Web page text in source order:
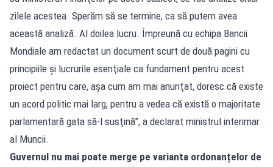
zilele acestea. Sperăm să se termine, ca să putem avea
această analiză. Al doilea lucru. Împreună cu echipa Bancii
Mondiale am redactat un document scurt de două pagini cu
principiile şi lucrurile esenţiale ca fundament pentru acest
proiect pentru care, aşa cum am mai anunţat, doresc că existe
un acord politic mai larg, pentru a vedea că există o majoritate
parlamentară gata să-l susţină”, a declarat ministrul interimar
al Muncii.
Guvernul nu mai poate merge pe varianta ordonanțelor de